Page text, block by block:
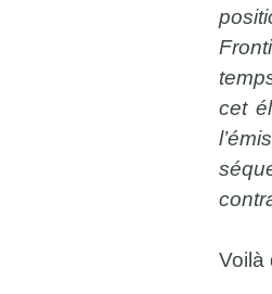
cet
Voilà